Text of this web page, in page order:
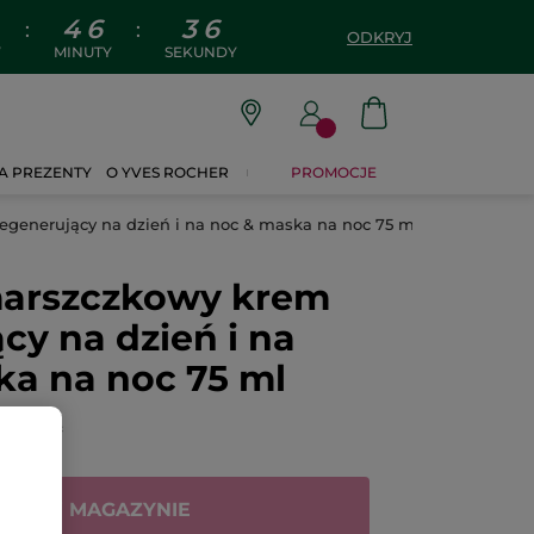
: 4 6
MINUTY
: 3 5
SEKUNDY
ODKRYJ
PREZENTY O YVES ROCHER PROMOCJE
na dzień i na noc & maska na noc 75 ml
krem
na dzień i na
na noc 75 ml
W MAGAZYNIE